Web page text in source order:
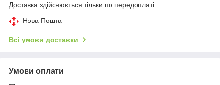
Доставка здійснюється тільки по передоплаті.
Нова Пошта
Всі умови доставки
Умови оплати